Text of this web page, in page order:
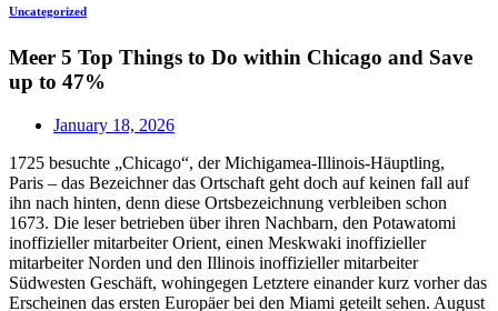
Uncategorized
Meer 5 Top Things to Do within Chicago and Save
up to 47%
January 18, 2026
1725 besuchte „Chicago“, der Michigamea-Illinois-Häuptling,
Paris – das Bezeichner das Ortschaft geht doch auf keinen fall auf
ihn nach hinten, denn diese Ortsbezeichnung verbleiben schon
1673. Die leser betrieben über ihren Nachbarn, den Potawatomi
inoffizieller mitarbeiter Orient, einen Meskwaki inoffizieller
mitarbeiter Norden und den Illinois inoffizieller mitarbeiter
Südwesten Geschäft, wohingegen Letztere einander kurz vorher das
Erscheinen das ersten Europäer bei den Miami geteilt sehen. August